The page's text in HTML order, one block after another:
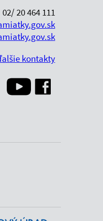
02/ 20 464 111
kontakty